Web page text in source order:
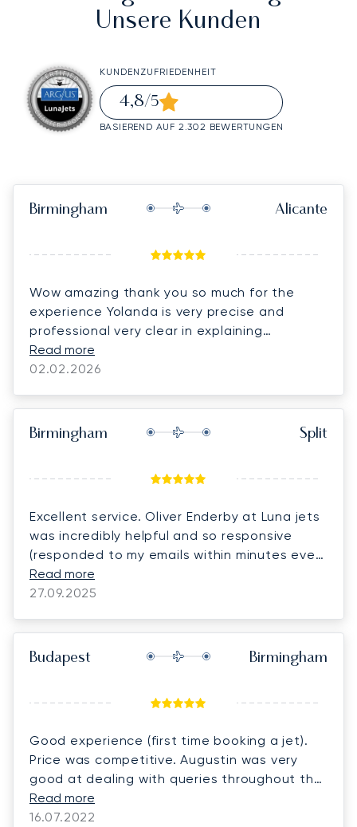
Unsere Kunden
KUNDENZUFRIEDENHEIT
4,8/5
BASIEREND AUF 2.302 BEWERTUNGEN
Birmingham Alicante
Wow amazing thank you so much for the
experience Yolanda is very precise and
professional very clear in explaining
everything making it so easy to book and fill
in forms we have already recommended the
thank you again so much HIGHLY RECOMMEND
5 STARS. Philip,Linda and our 5 dachshunds.
Read more
02.02.2026
Birmingham Split
Excellent service. Oliver Enderby at Luna jets
was incredibly helpful and so responsive
(responded to my emails within minutes even
out of normal hours). Would definitely use
them again
Read more
27.09.2025
Budapest Birmingham
Good experience (first time booking a jet).
Price was competitive. Augustin was very
good at dealing with queries throughout the
booking process and managed to arrange a
car home at short notice which was great.
Read more
16.07.2022